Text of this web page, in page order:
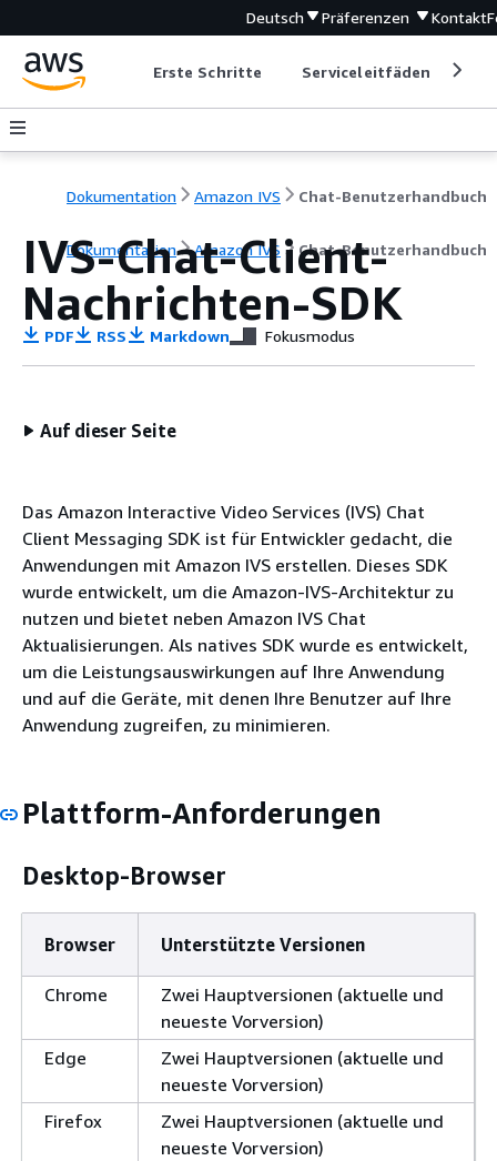
Deutsch Präferenzen Kontakt
Erste Schritte Serviceleitfäden
Dokumentation Amazon IVS Chat-Benutzerhandbuch
Dokumentation Amazon IVS Chat-Benutzerhandbuch
IVS-Chat-Client-
Nachrichten-SDK
PDF RSS Markdown Fokusmodus
Auf dieser Seite
Das Amazon Interactive Video Services (IVS) Chat
Client Messaging SDK ist für Entwickler gedacht, die
Anwendungen mit Amazon IVS erstellen. Dieses SDK
wurde entwickelt, um die Amazon-IVS-Architektur zu
nutzen und bietet neben Amazon IVS Chat
Aktualisierungen. Als natives SDK wurde es entwickelt,
um die Leistungsauswirkungen auf Ihre Anwendung
und auf die Geräte, mit denen Ihre Benutzer auf Ihre
Anwendung zugreifen, zu minimieren.
Plattform-Anforderungen
Desktop-Browser
Browser Unterstützte Versionen
Chrome
Zwei Hauptversionen (aktuelle und
neueste Vorversion)
Edge
Zwei Hauptversionen (aktuelle und
neueste Vorversion)
Firefox
Zwei Hauptversionen (aktuelle und
neueste Vorversion)